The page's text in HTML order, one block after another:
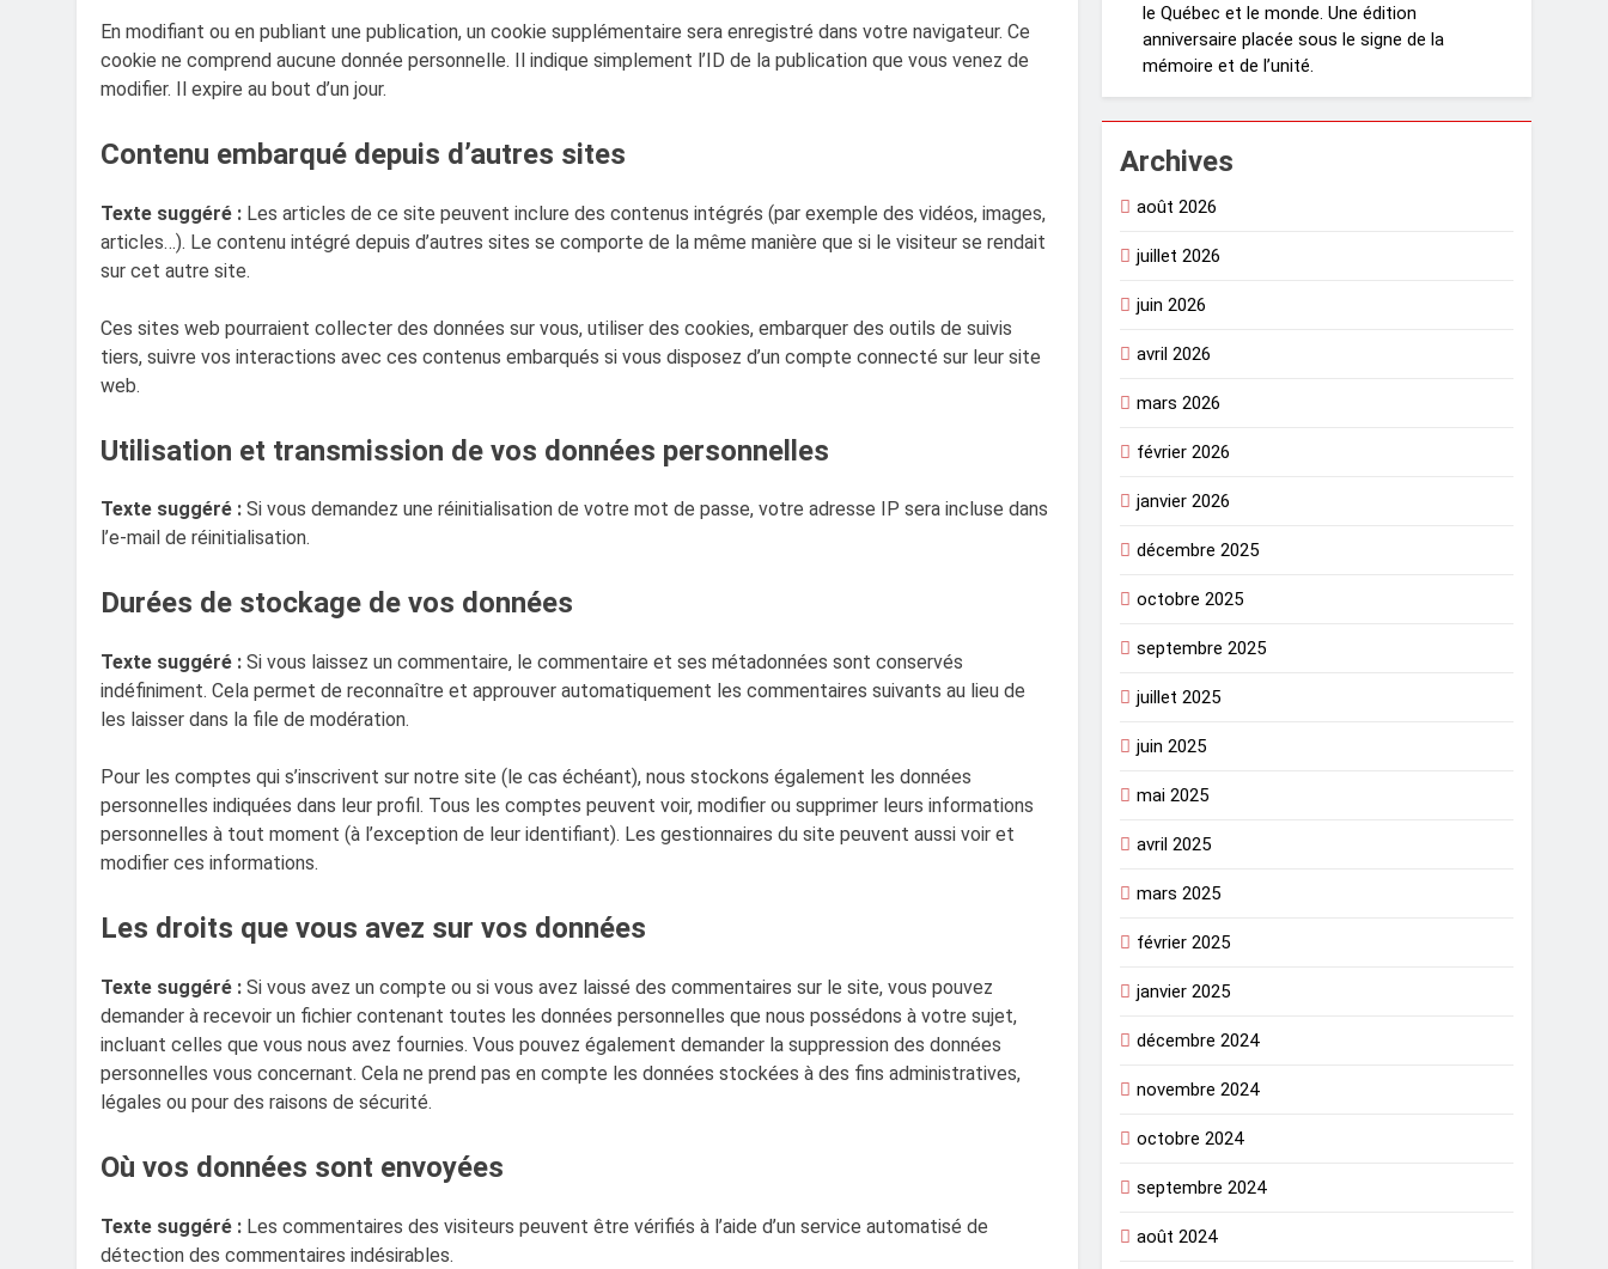
En modifiant ou en publiant une publication, un cookie supplémentaire sera enregistré dans votre navigateur. Ce
cookie ne comprend aucune donnée personnelle. Il indique simplement l’ID de la publication que vous venez de
modifier. Il expire au bout d’un jour.
Contenu embarqué depuis d’autres sites
Texte suggéré : Les articles de ce site peuvent inclure des contenus intégrés (par exemple des vidéos, images,
articles…). Le contenu intégré depuis d’autres sites se comporte de la même manière que si le visiteur se rendait
sur cet autre site.
Ces sites web pourraient collecter des données sur vous, utiliser des cookies, embarquer des outils de suivis
tiers, suivre vos interactions avec ces contenus embarqués si vous disposez d’un compte connecté sur leur site
web.
Utilisation et transmission de vos données personnelles
Texte suggéré : Si vous demandez une réinitialisation de votre mot de passe, votre adresse IP sera incluse dans
l’e-mail de réinitialisation.
Durées de stockage de vos données
Texte suggéré : Si vous laissez un commentaire, le commentaire et ses métadonnées sont conservés
indéfiniment. Cela permet de reconnaître et approuver automatiquement les commentaires suivants au lieu de
les laisser dans la file de modération.
Pour les comptes qui s’inscrivent sur notre site (le cas échéant), nous stockons également les données
personnelles indiquées dans leur profil. Tous les comptes peuvent voir, modifier ou supprimer leurs informations
personnelles à tout moment (à l’exception de leur identifiant). Les gestionnaires du site peuvent aussi voir et
modifier ces informations.
Les droits que vous avez sur vos données
Texte suggéré : Si vous avez un compte ou si vous avez laissé des commentaires sur le site, vous pouvez
demander à recevoir un fichier contenant toutes les données personnelles que nous possédons à votre sujet,
incluant celles que vous nous avez fournies. Vous pouvez également demander la suppression des données
personnelles vous concernant. Cela ne prend pas en compte les données stockées à des fins administratives,
légales ou pour des raisons de sécurité.
Où vos données sont envoyées
Texte suggéré : Les commentaires des visiteurs peuvent être vérifiés à l’aide d’un service automatisé de
détection des commentaires indésirables.
le Québec et le monde. Une édition
anniversaire placée sous le signe de la
mémoire et de l’unité.
Archives
août 2026
juillet 2026
juin 2026
avril 2026
mars 2026
février 2026
janvier 2026
décembre 2025
octobre 2025
septembre 2025
juillet 2025
juin 2025
mai 2025
avril 2025
mars 2025
février 2025
janvier 2025
décembre 2024
novembre 2024
octobre 2024
septembre 2024
août 2024